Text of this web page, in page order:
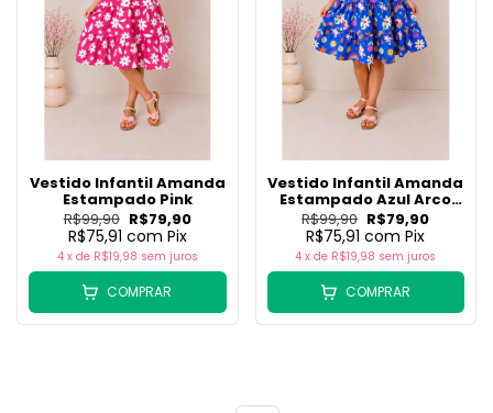
Vestido Infantil Amanda
Estampado Pink
R$99,90 R$79,90
R$75,91 com Pix
4 x de R$19,98 sem juros
COMPRAR
Vestido Infantil Amanda
Estampado Azul Arco
iris
R$99,90 R$79,90
R$75,91com Pix
4 x de R$19,98 sem juros
COMPRAR